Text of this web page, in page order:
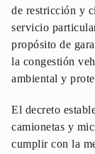
de restricción y
servicio
propósito de
la congestión
ambiental y
El decreto
camionetas y
cumplir con la